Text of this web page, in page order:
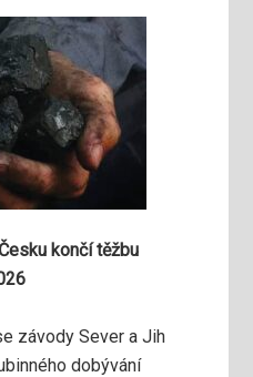
končí těžbu
závody Sever a Jih
dobývání